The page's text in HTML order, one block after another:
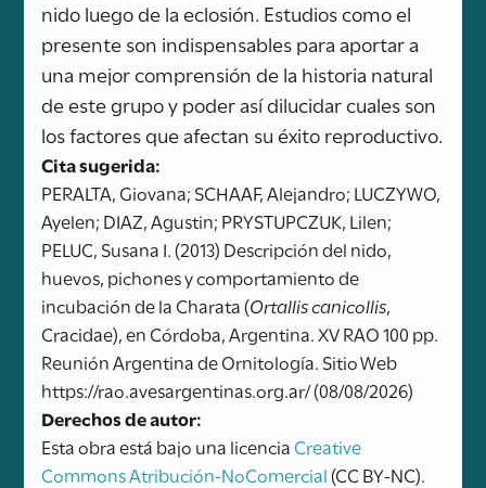
nido luego de la eclosión. Estudios como el
presente son indispensables para aportar a
una mejor comprensión de la historia natural
de este grupo y poder así dilucidar cuales son
los factores que afectan su éxito reproductivo.
Cita sugerida:
PERALTA, Giovana; SCHAAF, Alejandro; LUCZYWO,
Ayelen; DIAZ, Agustin; PRYSTUPCZUK, Lilen;
PELUC, Susana I. (2013) Descripción del nido,
huevos, pichones y comportamiento de
incubación de la Charata (Ortallis canicollis
Cracidae), en Córdoba, Argentina. XV RAO 100 pp.
Reunión Argentina de Ornitología. Sitio Web
https://rao.avesargentinas.org.ar/ (08/08/2026)
Derechos de autor:
Esta obra está bajo una licencia Creative
Commons Atribución-NoComercial(CC BY-NC).